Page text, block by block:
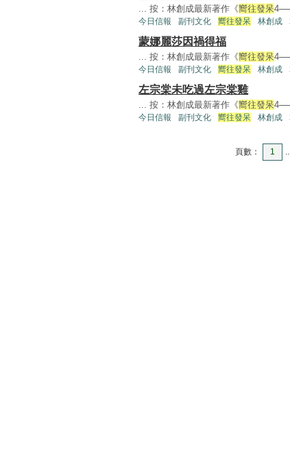
... 按：林創成最新著作《嚮往發呆
今日信報 副刊文化 嚮往發呆 林創成
蒙娜麗莎因禍得福
... 按：林創成最新著作《嚮往發呆
今日信報 副刊文化 嚮往發呆 林創成
左宗棠未吃過左宗棠雞
... 按：林創成最新著作《嚮往發呆
今日信報 副刊文化 嚮往發呆 林創成
頁數： 1